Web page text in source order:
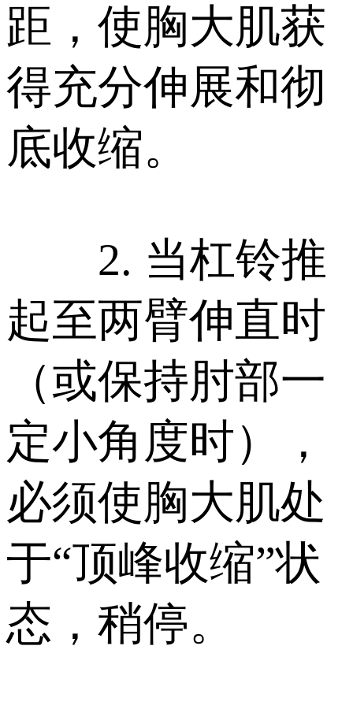
距，使胸大肌获
得充分伸展和彻
底收缩。
2. 当杠铃推
起至两臂伸直时
（或保持肘部一
定小角度时），
必须使胸大肌处
于“顶峰收缩”状
态，稍停。